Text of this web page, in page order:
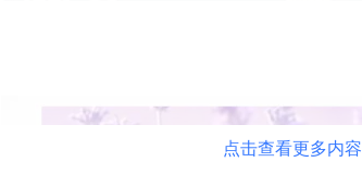
点击查看更多内容